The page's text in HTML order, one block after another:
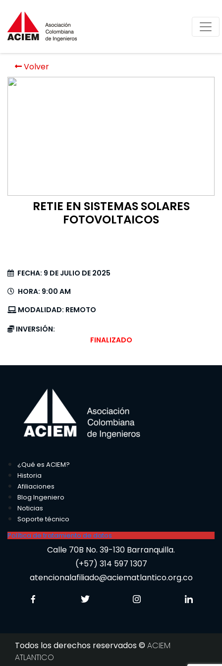
Volver
RETIE EN SISTEMAS SOLARES
FOTOVOLTAICOS
FECHA: 9 DE JULIO DE 2025
HORA: 9:00 AM
MODALIDAD: REMOTO
INVERSIÓN:
FINALIZADO
¿Qué es ACIEM?
Historia
Afiliaciones
Blog Ingeniero
Noticias
Soporte técnico
Política de tratamiento de datos
Calle 70B No. 39-130 Barranquilla.
(+57) 314 597 1307
atencionalafiliado@aciematlantico.org.co
Todos los derechos reservados © ACIEM
ATLANTICO